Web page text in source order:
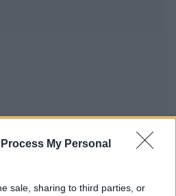
My Personal
sale, sharing to third parties, or